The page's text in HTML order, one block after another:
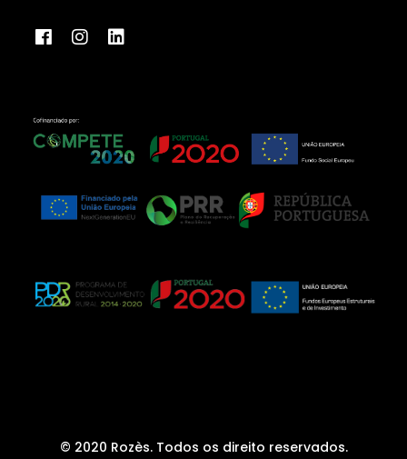
© 2020 Rozès. Todos os direito reservados.